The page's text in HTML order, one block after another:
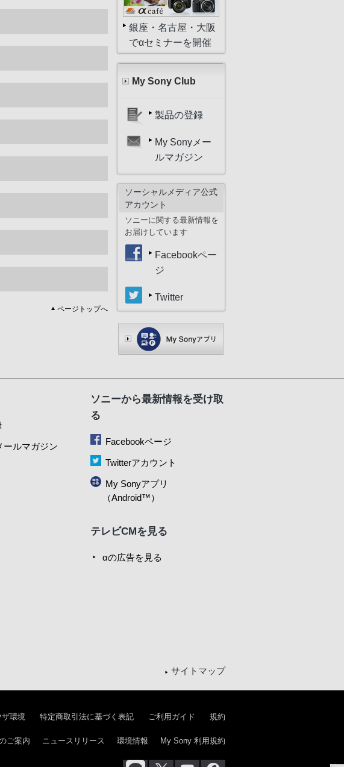
ページトップへ
銀座・名古屋・大阪
でαセミナーを開催
My Sony Club
製品の登録
My Sonyメー
ルマガジン
ソーシャルメディア公式
アカウント
ソニーに関する最新情報を
お届けしています
Facebookペー
ジ
Twitter
ールマガジン
ソニーから最新情報を受け取
る
Facebookページ
Twitterアカウント
My Sonyアプリ
（Android™）
テレビCMを見る
αの広告を見る
サイトマップ
環境 特定商取引法に基づく表記 ご利用ガイド 規約
ご案内 ニュースリリース 環境情報 My Sony 利用規約